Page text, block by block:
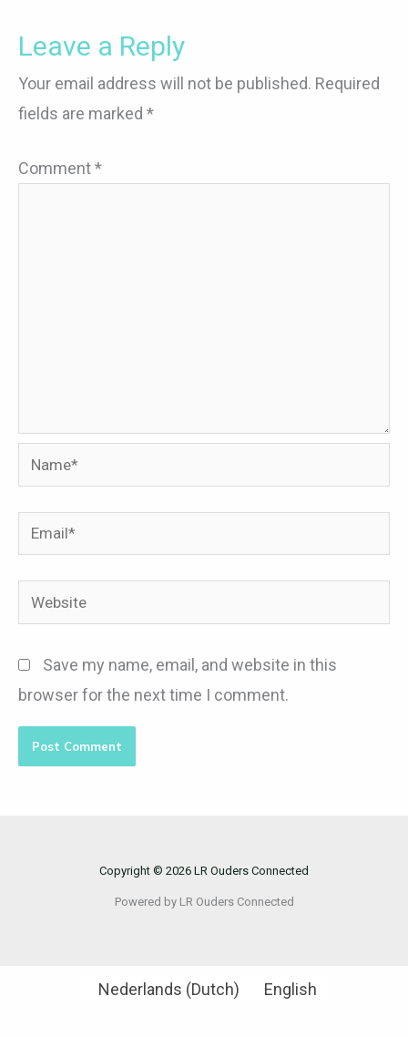
Leave a Reply
Your email address will not be published. Required
fields are marked *
Comment*
Name*
Email*
Website
Save my name, email, and website in this
browser for the next time I comment.
Copyright © 2026 LR Ouders Connected
Powered by LR Ouders Connected
Nederlands (Dutch) English